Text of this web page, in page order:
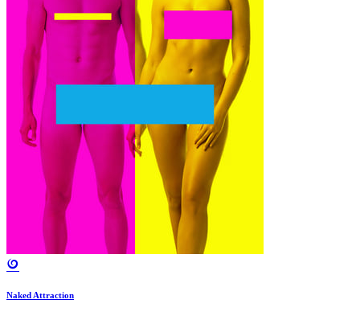
Naked Attraction